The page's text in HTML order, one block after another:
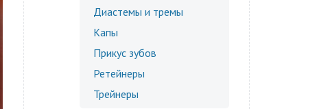
Диастемы и тремы
Капы
Прикус зубов
Ретейнеры
Трейнеры